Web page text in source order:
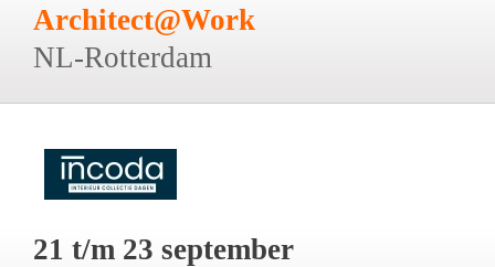
Architect@Work
NL-Rotterdam
21 t/m 23 september